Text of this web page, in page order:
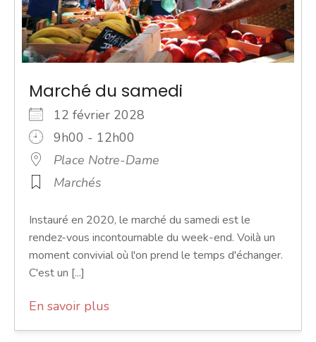
Marché du samedi
12 février 2028
9h00 - 12h00
Place Notre-Dame
Marchés
Instauré en 2020, le marché du samedi est le
rendez-vous incontournable du week-end. Voilà un
moment convivial où l'on prend le temps d'échanger.
C'est un [...]
En savoir plus